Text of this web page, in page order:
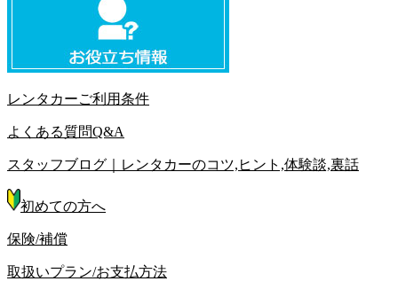
レンタカーご利用条件
よくある質問Q&A
スタッフブログ｜レンタカーのコツ,ヒント,体験談,裏話
初めての方へ
保険/補償
取扱いプラン/お支払方法